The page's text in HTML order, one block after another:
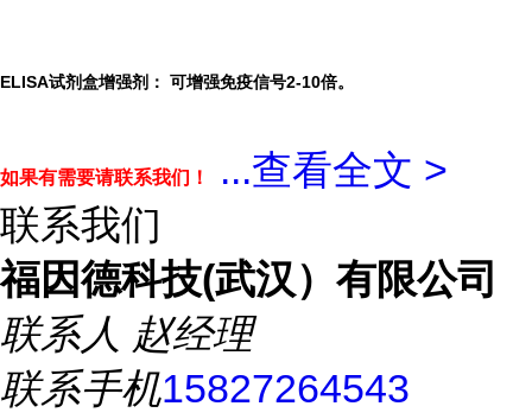
ELISA试剂盒增强剂： 可增强免疫信号2-10倍。
如果有需要请联系我们！ ...查看全文 >
联系我们
福因德科技(武汉）有限公司
联系人 赵经理
联系手机15827264543